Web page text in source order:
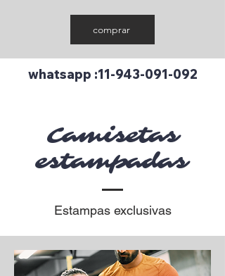
comprar
whatsapp :11-943-091-092
Camisetas
estampadas
Estampas exclusivas